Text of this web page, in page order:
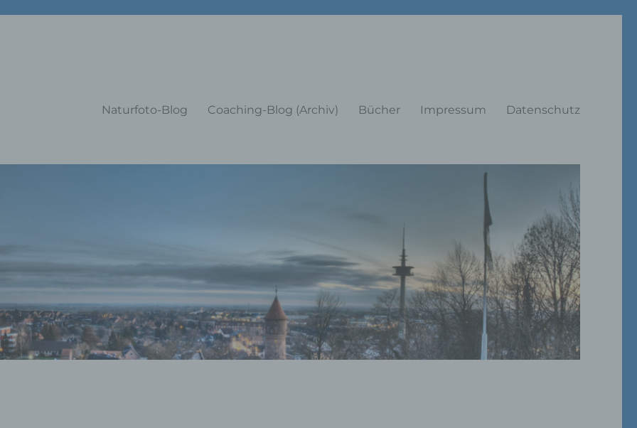
Naturfoto-Blog Coaching-Blog (Archiv) Bücher Impressum Datenschutz